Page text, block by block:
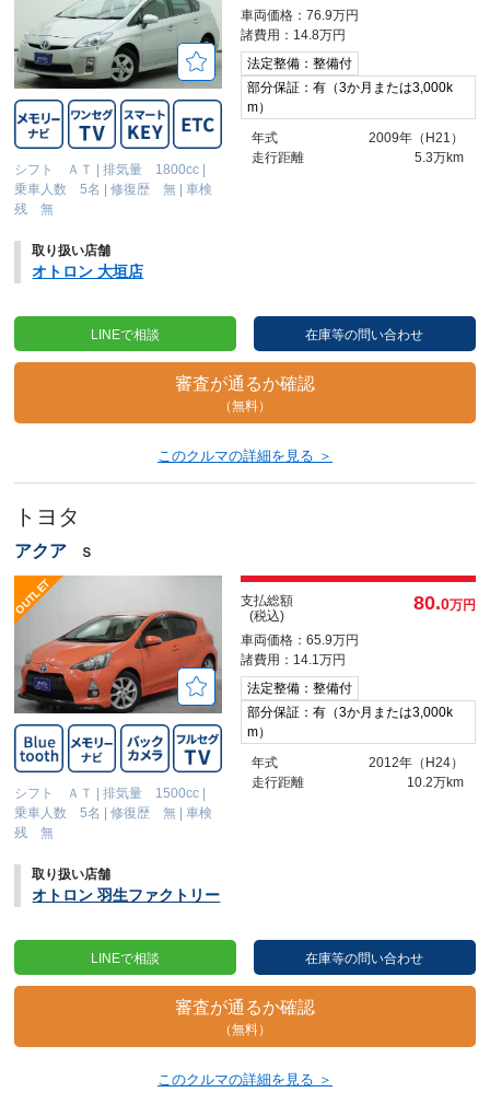
シフト ＡＴ |排気量 1800cc |
乗車人数 5名 |修復歴 無 |車検
残 無
車両価格：76.9万円
諸費用：14.8万円
法定整備：整備付
部分保証：有（3か月または3,000k
m）
年式
2009年（H21）
走行距離
5.3万km
取り扱い店舗
オトロン 大垣店
LINEで相談 在庫等の問い合わせ
審査が通るか確認
（無料）
このクルマの詳細を見る ＞
トヨタ
アクア Ｓ
シフト ＡＴ |排気量 1500cc
乗車人数 5名
|修復歴 無 |車検
残 無
支払総額
(税込)
80.0万円
車両価格：65.9万円
諸費用：14.1万円
法定整備：整備付
部分保証：有（3か月または3,000k
m）
年式
2012年（H24）
走行距離
10.2万km
取り扱い店舗
オトロン 羽生ファクトリー
LINEで相談 在庫等の問い合わせ
審査が通るか確認
（無料）
このクルマの詳細を見る ＞